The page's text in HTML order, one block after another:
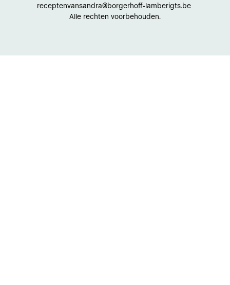
receptenvansandra@borgerhoff-lamberigts.be
Alle rechten voorbehouden.